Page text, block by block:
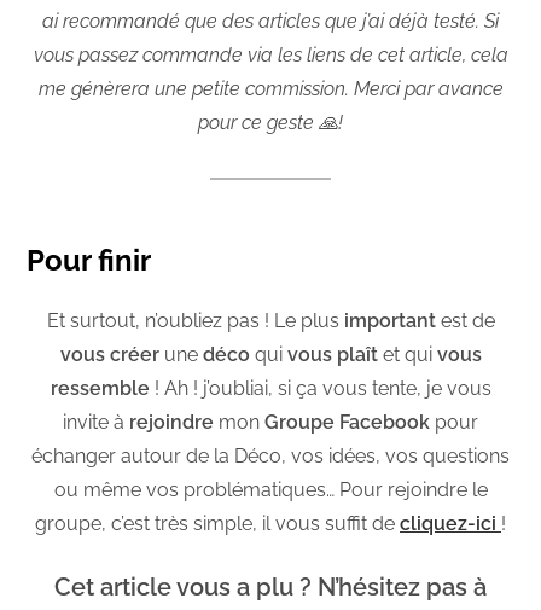
ai recommandé que des articles que j’ai déjà testé. Si
vous passez commande via les liens de cet article, cela
me génèrera une petite commission. Merci par avance
pour ce geste 🙏!
Pour finir
Et surtout, n’oubliez pas ! Le plus importantest de
vous créerune déco quivous plaîtet qui vous
ressemble ! Ah ! j’oubliai, si ça vous tente, je vous
invite à rejoindre mon Groupe Facebook pour
échanger autour de la Déco, vos idées, vos questions
ou même vos problématiques… Pour rejoindre le
groupe, c’est très simple, il vous suffit de cliquez-ici !
Cet article vous a plu ? N’hésitez pas à